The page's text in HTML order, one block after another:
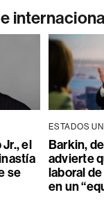
el
se
ESTADOS
Barkin,
advierte
laboral
en un